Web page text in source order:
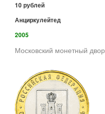
10 рублей
Анциркулейтед
2005
Московский монетный двор